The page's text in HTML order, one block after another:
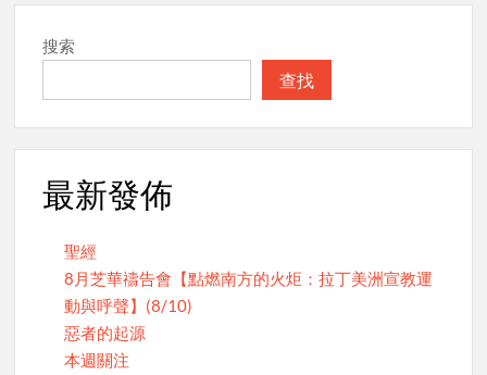
搜索
查找
最新發佈
聖經
8月芝華禱告會【點燃南方的火炬：拉丁美洲宣教運
動與呼聲】(8/10)
惡者的起源
本週關注